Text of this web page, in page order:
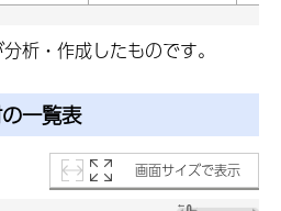
析・作成したものです。
一覧表
画面サイズで表示